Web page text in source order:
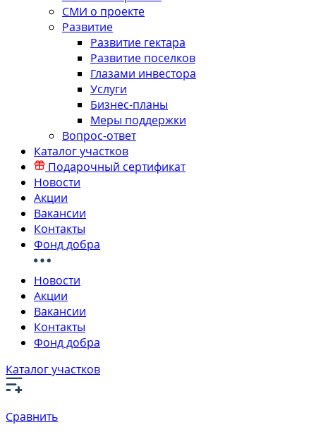
СМИ о проекте
Развитие
Развитие гектара
Развитие поселков
Глазами инвестора
Услуги
Бизнес-планы
Меры поддержки
Вопрос-ответ
Каталог участков
Подарочный сертификат
Новости
Акции
Вакансии
Контакты
Фонд добра
Новости
Акции
Вакансии
Контакты
Фонд добра
Каталог участков
Сравнить